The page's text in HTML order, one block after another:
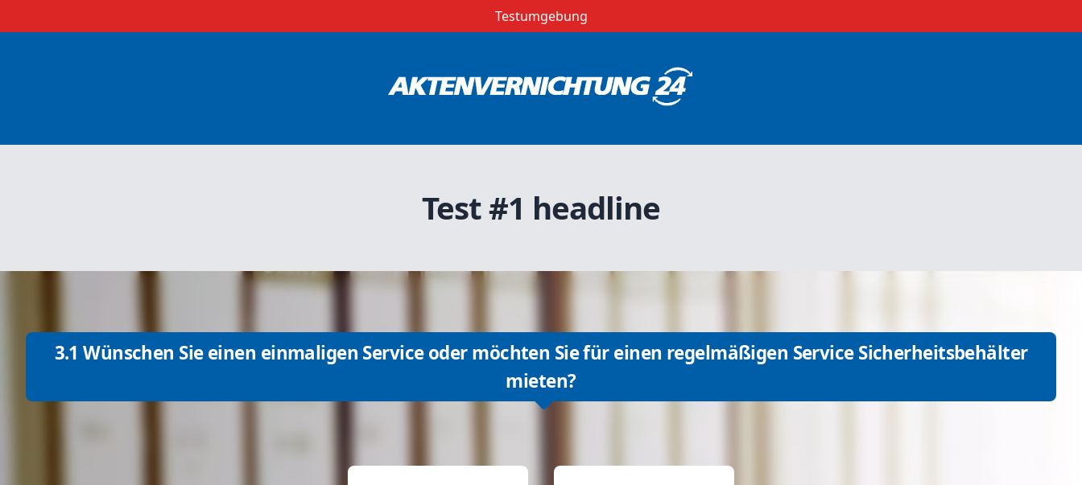
Testumgebung
Test #1 headline
3.1 Wünschen Sie einen einmaligen Service oder möchten Sie für einen regelmäßigen Service Sicherheitsbehälter
mieten?